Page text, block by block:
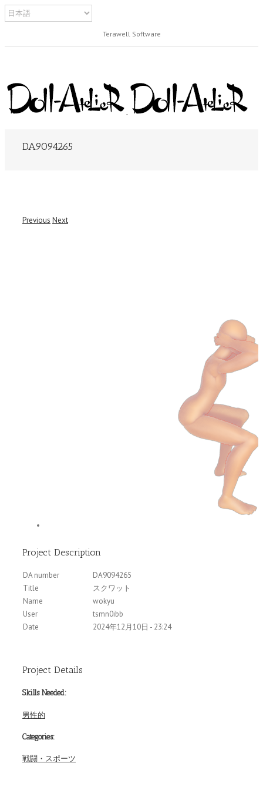
Terawell Software
DA9094265
Previous Next
Project Description
DA number
DA9094265
Title
スクワット
Name
wokyu
User
tsmn0ibb
Date
2024年12月10日 - 23:24
Project Details
Skills Needed:
男性的
Categories:
戦闘・スポーツ